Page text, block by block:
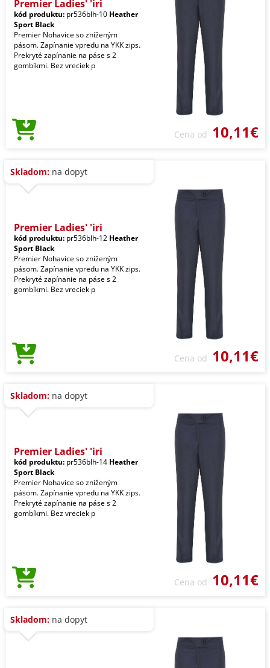
Premier Ladies' 'iri
kód produktu: pr536blh-10 Heather
Sport Black
Premier Nohavice so zníženým
pásom. Zapínanie vpredu na YKK zips.
Prekryté zapínanie na páse s 2
gombíkmi. Bez vreciek p
Cena od 10,11€
Skladom: na dopyt
Premier Ladies' 'iri
kód produktu: pr536blh-12 Heather
Sport Black
Premier Nohavice so zníženým
pásom. Zapínanie vpredu na YKK zips.
Prekryté zapínanie na páse s 2
gombíkmi. Bez vreciek p
Cena od 10,11€
Skladom: na dopyt
Premier Ladies' 'iri
kód produktu: pr536blh-14 Heather
Sport Black
Premier Nohavice so zníženým
pásom. Zapínanie vpredu na YKK zips.
Prekryté zapínanie na páse s 2
gombíkmi. Bez vreciek p
Cena od 10,11€
Skladom: na dopyt